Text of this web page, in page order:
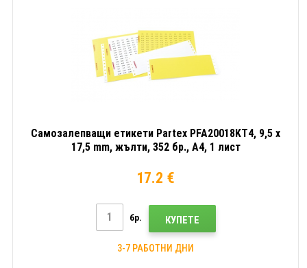
Самозалепващи етикети Partex PFA20018KT4, 9,5 x
17,5 mm, жълти, 352 бр., A4, 1 лист
17.2 €
бр. КУПЕТЕ
3-7 РАБОТНИ ДНИ